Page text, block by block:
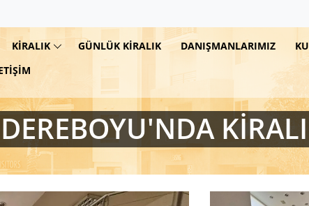
KIRALIK GÜNLÜK KIRALIK DANIŞMANLARIMIZ